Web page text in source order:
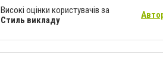
Високі оцінки користувачів за
Стиль викладу